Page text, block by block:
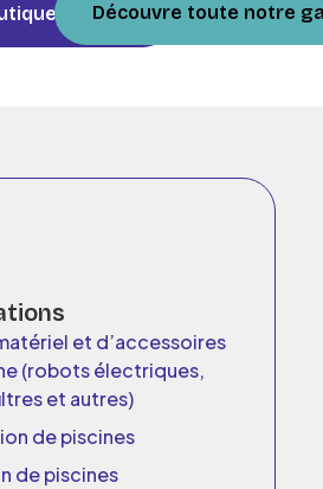
en ligne
Découvre toute notre
et d’accessoires
(robots électriques,
et autres)
de piscines
de piscines